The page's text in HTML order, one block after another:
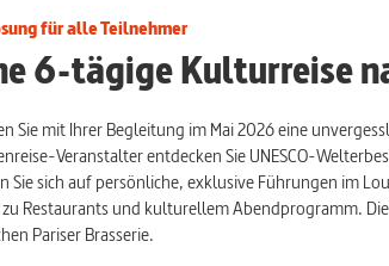
für alle Teilnehmer
6-tägige Kulturreise
Sie mit Ihrer Begleitung im Mai 2026 eine
Veranstalter entdecken Sie UNESCO-
Sie sich auf persönliche, exklusive Führungen im
Restaurants und kulturellem Abendprogramm.
Pariser Brasserie.